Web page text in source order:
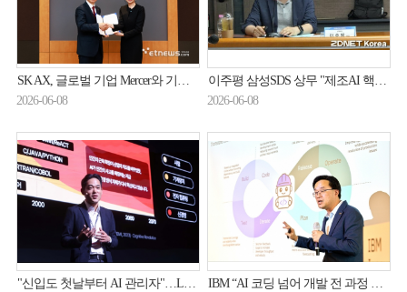
SK AX, 글로벌 기업 Mercer와 기업 운영방식 AI로 재설계한다
2026-06-08
이주평 삼성SDS 상무 "제조AI 핵심 데이터는 시계열"
2026-06-08
"신입도 첫날부터 AI 관리자"…LG CNS·오픈AI가 말하는 AX 시대
IBM “AI 코딩 넘어 개발 전 과정 맡긴다”…‘밥’ 솔루션 국내 공개